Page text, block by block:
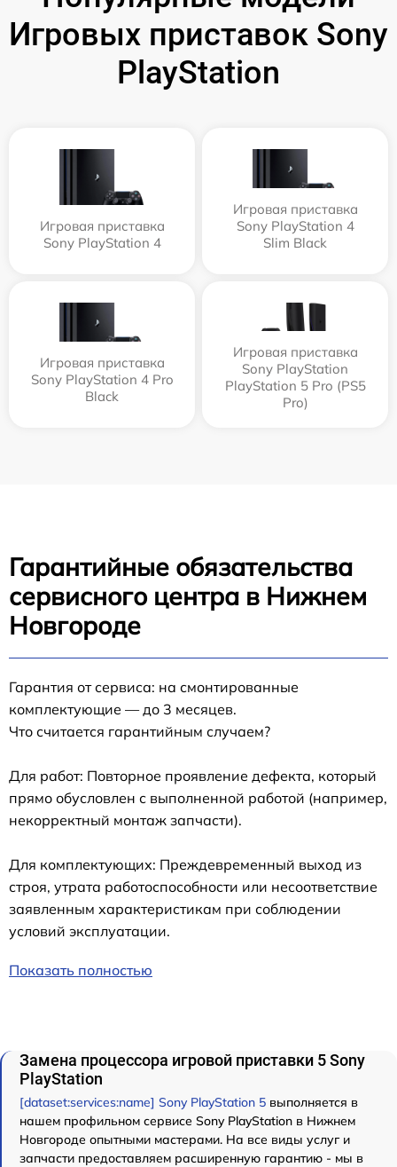
Игровых приставок Sony
PlayStation
Игровая приставка
Sony PlayStation 4
Игровая приставка
Sony PlayStation 4
Slim Black
Игровая приставка
Sony PlayStation 4 Pro
Black
Игровая приставка
Sony PlayStation
PlayStation 5 Pro (PS5
Pro)
Гарантийные обязательства
сервисного центра в Нижнем
Новгороде
Гарантия от сервиса: на смонтированные
комплектующие — до 3 месяцев.
Что считается гарантийным случаем?
Для работ: Повторное проявление дефекта, который
прямо обусловлен с выполненной работой (например,
некорректный монтаж запчасти).
Для комплектующих: Преждевременный выход из
строя, утрата работоспособности или несоответствие
заявленным характеристикам при соблюдении
условий эксплуатации.
Показать полностью
Замена процессора игровой приставки 5 Sony
PlayStation
[dataset:services:name] Sony PlayStation 5 выполняется в
нашем профильном сервисе Sony PlayStation в Нижнем
Новгороде опытными мастерами. На все виды услуг и
запчасти предоставляем расширенную гарантию - мы в